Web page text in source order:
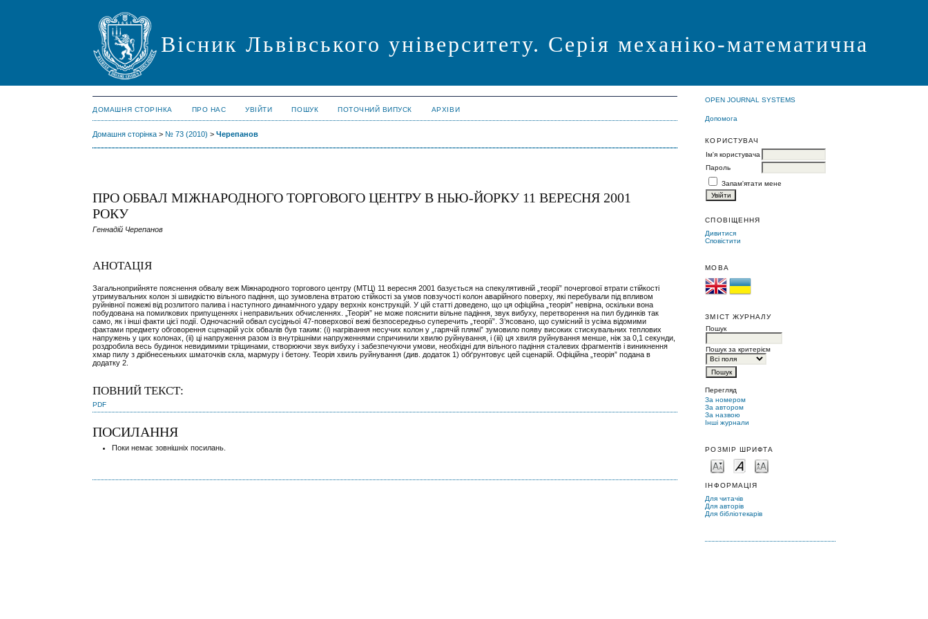
Вісник Львівського університету. Серія механіко-математична
OPEN JOURNAL SYSTEMS
Допомога
КОРИСТУВАЧ
Ім'я користувача
Пароль
Запам'ятати мене
СПОВІЩЕННЯ
Дивитися
Сповістити
МОВА
ЗМІСТ ЖУРНАЛУ
Пошук
Пошук за критерієм
Перегляд
За номером
За автором
За назвою
Інші журнали
РОЗМІР ШРИФТА
ІНФОРМАЦІЯ
Для читачів
Для авторів
Для бібліотекарів
ДОМАШНЯ СТОРІНКА ПРО НАС УВІЙТИ ПОШУК ПОТОЧНИЙ ВИПУСК АРХІВИ
Домашня сторінка > № 73 (2010) >Черепанов
ПРО ОБВАЛ МІЖНАРОДНОГО ТОРГОВОГО ЦЕНТРУ В НЬЮ-ЙОРКУ 11 ВЕРЕСНЯ 2001
РОКУ
Геннадій Черепанов
АНОТАЦІЯ
Загальноприйняте пояснення обвалу веж Міжнародного торгового центру (МТЦ) 11 вересня 2001 базується на спекулятивній „теорії” почергової втрати стійкості
утримувальних колон зі швидкістю вільного падіння, що зумовлена втратою стійкості за умов повзучості колон аварійного поверху, які перебували під впливом
руйнівної пожежі від розлитого палива і наступного динамічного удару верхніх конструкцій. У цій статті доведено, що ця офіційна „теорія” невірна, оскільки вона
побудована на помилкових припущеннях і неправильних обчисленнях. „Теорія” не може пояснити вільне падіння, звук вибуху, перетворення на пил будинків так
само, як і інші факти цієї події. Одночасний обвал сусідньої 47-поверхової вежі безпосередньо суперечить „теорії”. З’ясовано, що сумісний із усіма відомими
фактами предмету обговорення сценарій усіх обвалів був таким: (і) нагрівання несучих колон у „гарячій плямі” зумовило появу високих стискувальних теплових
напружень у цих колонах, (ii) ці напруження разом із внутрішніми напруженнями спричинили хвилю руйнування, і (iii) ця хвиля руйнування менше, ніж за 0,1 секунди,
роздробила весь будинок невидимими тріщинами, створюючи звук вибуху і забезпечуючи умови, необхідні для вільного падіння сталевих фрагментів і виникнення
хмар пилу з дрібнесеньких шматочків скла, мармуру і бетону. Теорія хвиль руйнування (див. додаток 1) обґрунтовує цей сценарій. Офіційна „теорія” подана в
додатку 2.
ПОВНИЙ ТЕКСТ:
PDF
ПОСИЛАННЯ
Поки немає зовнішніх посилань.